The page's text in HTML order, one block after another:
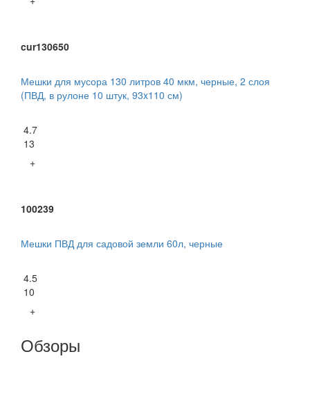
cur130650
Мешки для мусора 130 литров 40 мкм, черные, 2 слоя
(ПВД, в рулоне 10 штук, 93x110 см)
4.7
13
+
100239
Мешки ПВД для садовой земли 60л, черные
4.5
10
+
Обзоры